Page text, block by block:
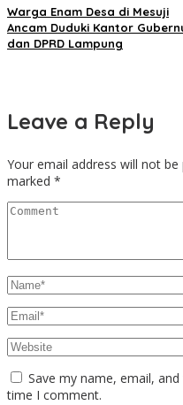
Warga Enam Desa di Mesuji
Ancam Duduki Kantor
dan DPRD Lampung
Leave a Reply
Your email address will not be
marked *
Save my name, email,
time I comment.